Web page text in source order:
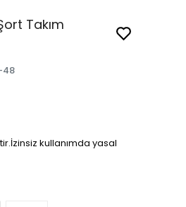
Takım
48
kullanımda yasal